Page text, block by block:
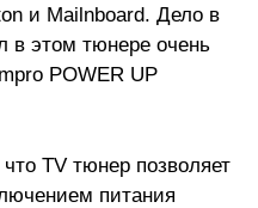
и Mailnboard. Дело в
в этом тюнере очень
POWER UP
TV тюнер позволяет
питания